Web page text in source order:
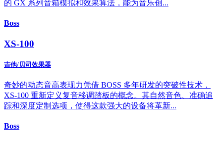
的 GX 系列音箱模拟和效果算法，能为音乐创...
Boss
XS-100
吉他/贝司效果器
奇妙的动态音高表现力凭借 BOSS 多年研发的突破性技术，
XS-100 重新定义复音移调踏板的概念。其自然音色、准确追
踪和深度定制选项，使得这款强大的设备将革新...
Boss